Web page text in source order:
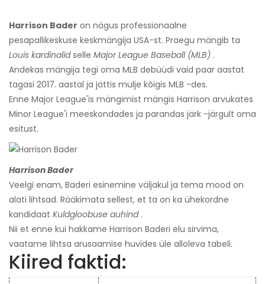
Harrison Bader on nägus professionaalne
pesapallikeskuse keskmängija USA-st. Praegu mängib ta
Louis kardinalidselle Major League Baseball (MLB) .
Andekas mängija tegi oma MLB debüüdi vaid paar aastat
tagasi 2017. aastal ja jättis mulje kõigis MLB -des.
Enne Major League'is mängimist mängis Harrison arvukates
Minor League'i meeskondades ja parandas järk -järgult oma
esitust.
Harrison Bader
Veelgi enam, Baderi esinemine väljakul ja tema mood on
alati lihtsad. Rääkimata sellest, et ta on ka ühekordne
kandidaat Kuldgloobuse auhind.
Nii et enne kui hakkame Harrison Baderi elu sirvima,
vaatame lihtsa arusaamise huvides üle alloleva tabeli.
Kiired faktid: